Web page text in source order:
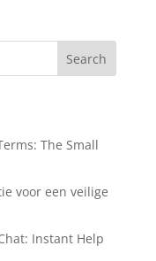
Search
The Small
voor een veilige
Instant Help